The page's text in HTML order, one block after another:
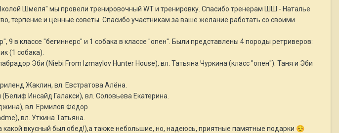
Шмеля" мы провели тренировочный WT и тренировку. Спасибо тренерам ШШ - Наталье
терпение и ценные советы. Спасибо участникам за ваше желание работать со своими
9 в классе "бегиннерс" и 1 собака в классе "опен". Были представлены 4 породы ретриверов:
(1 собака).
Эби (Niebi From Izmaylov Hunter House), вл. Татьяна Чуркина (класс "опен"). Таня и Эби
Жаклин, вл. Евстратова Алёна.
Инсайд Галакси), вл. Соловьева Екатерина.
вл. Ермилов Фёдор.
вл. Уткина Татьяна.
какой вкусный был обед!),а также небольшие, но, надеюсь, приятные памятные подарки ☺️